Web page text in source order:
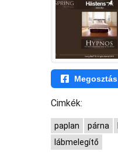
Megosztás
Cimkék:
paplan párna
lábmelegítő